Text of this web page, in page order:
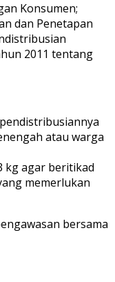
Konsumen;
dan Penetapan
2011 tentang
atau warga
kg agar beritikad
memerlukan
bersama